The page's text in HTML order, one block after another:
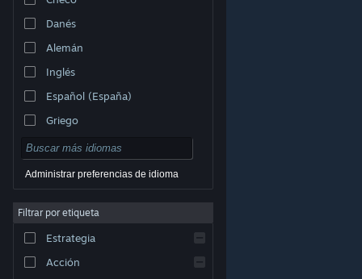
© Valve Corporation. Todos los derechos reservados.
Todas las marcas registradas pertenecen a sus
de Privacidad|Información legal
Acuerdo de Suscriptor a Steam
Cookies
Danés
Alemán
Inglés
Español (España)
Griego
Administrar preferencias de idioma
Filtrar por etiqueta
Estrategia
Acción